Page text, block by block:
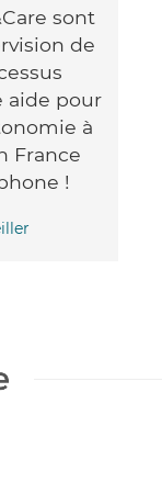
sont
de
aide pour
à
France
!